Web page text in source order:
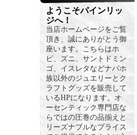
ようこそパインリッ
ジへ！
当店ホームページをご覧
頂き、誠にありがとう御
座います。こちらはホ
ピ、ズニ、サントドミン
ゴ、イスレタなどナバホ
族以外のジュエリーとク
ラフトグッズを販売して
いるHPになります。オ
ーセンティック専門店な
らではの圧巻の品揃えと
リーズナブルなプライス